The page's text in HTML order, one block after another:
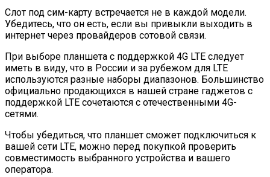
Слот под сим-карту встречается не в каждой модели.
Убедитесь, что он есть, если вы привыкли выходить в
интернет через провайдеров сотовой связи.
При выборе планшета с поддержкой 4G LTE следует
иметь в виду, что в России и за рубежом для LTE
используются разные наборы диапазонов. Большинство
официально продающихся в нашей стране гаджетов с
поддержкой LTE сочетаются с отечественными 4G-
сетями.
Чтобы убедиться, что планшет сможет подключиться к
вашей сети LTE, можно перед покупкой проверить
совместимость выбранного устройства и вашего
оператора.